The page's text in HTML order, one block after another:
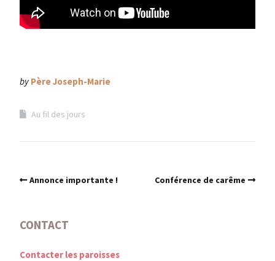
by Père Joseph-Marie
Au fil des jours
Annonce importante ! Conférence de carême
CONTACT
Contacter les paroisses